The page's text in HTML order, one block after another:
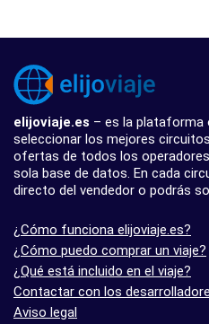
elijoviaje.es – es la plataforma
seleccionar los mejores
ofertas de todos los
sola base de datos. En cada
directo del vendedor o podrás
¿Cómo funciona elijoviaje.es?
¿Cómo puedo comprar un viaje?
¿Qué está incluido en el viaje?
Contactar con los
Aviso legal